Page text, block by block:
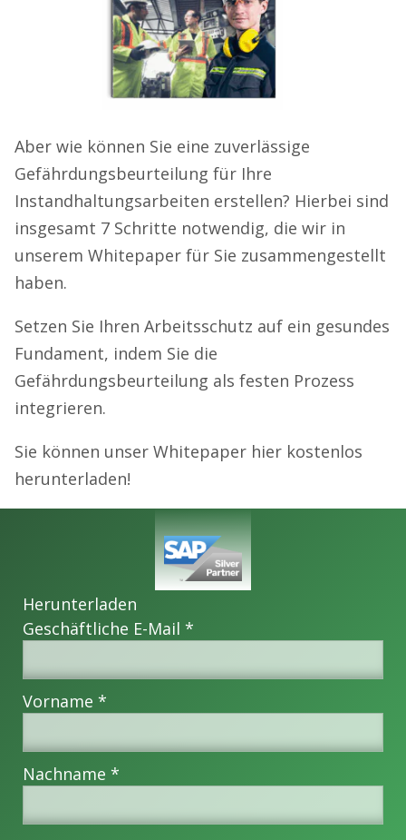
Aber wie können Sie eine zuverlässige
Gefährdungsbeurteilung für Ihre
Instandhaltungsarbeiten erstellen? Hierbei sind
insgesamt 7 Schritte notwendig, die wir in
unserem Whitepaper für Sie zusammengestellt
haben.
Setzen Sie Ihren Arbeitsschutz auf ein gesundes
Fundament, indem Sie die
Gefährdungsbeurteilung als festen Prozess
integrieren.
Sie können unser Whitepaper hier kostenlos
herunterladen!
Herunterladen